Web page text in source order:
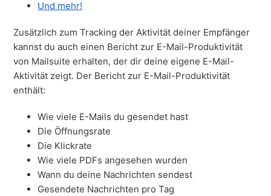
Und mehr!
Zusätzlich zum Tracking der Aktivität deiner Empfänger
kannst du auch einen Bericht zur E-Mail-Produktivität
von Mailsuite erhalten, der dir deine eigene E-Mail-
Aktivität zeigt. Der Bericht zur E-Mail-Produktivität
enthält:
Wie viele E-Mails du gesendet hast
Die Öffnungsrate
Die Klickrate
Wie viele PDFs angesehen wurden
Wann du deine Nachrichten sendest
Gesendete Nachrichten pro Tag